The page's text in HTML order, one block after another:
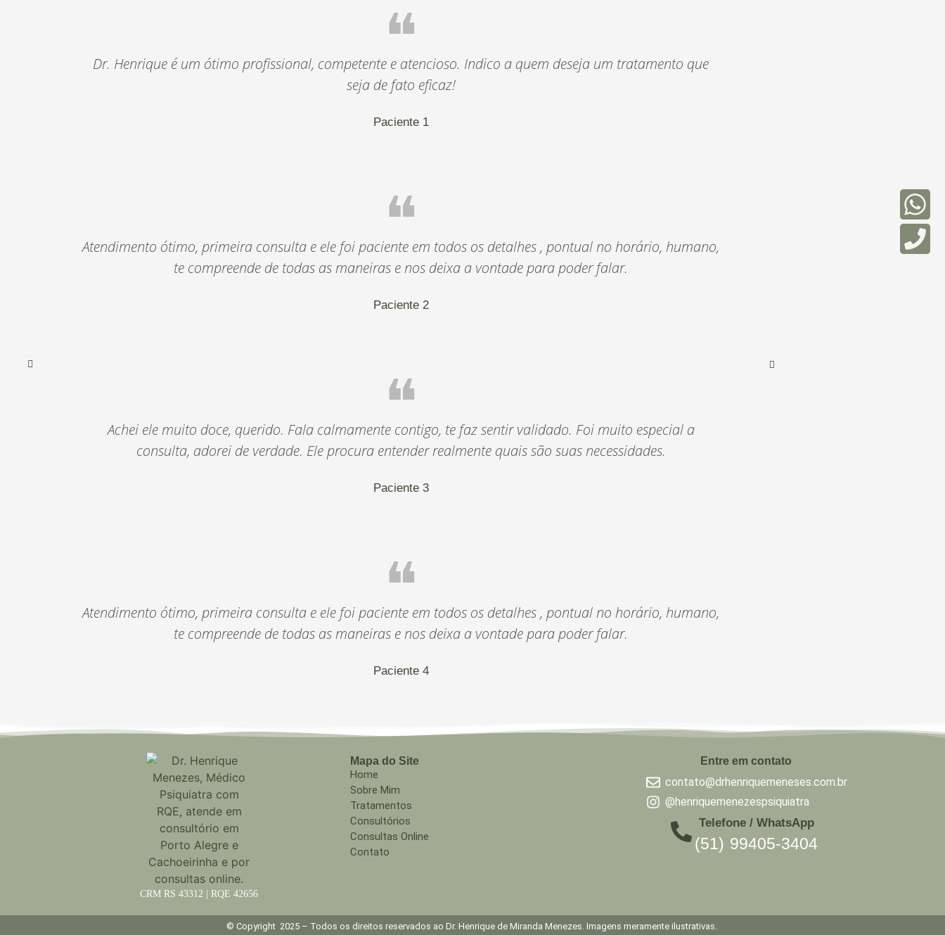
Paciente 1
❝
Dr. Henrique é um ótimo profissional, competente e atencioso. Indico a quem deseja um tratamento que
seja de fato eficaz!
Paciente 2
❝
Atendimento ótimo, primeira consulta e ele foi paciente em todos os detalhes , pontual no horário, humano,
te compreende de todas as maneiras e nos deixa a vontade para poder falar.
Paciente 3
❝
Achei ele muito doce, querido. Fala calmamente contigo, te faz sentir validado. Foi muito especial a
consulta, adorei de verdade. Ele procura entender realmente quais são suas necessidades.
Paciente 4
❝
Atendimento ótimo, primeira consulta e ele foi paciente em todos os detalhes , pontual no horário, humano,
te compreende de todas as maneiras e nos deixa a vontade para poder falar.
CRM RS 43312 | RQE 42656
Mapa do Site
Home
Sobre Mim
Tratamentos
Consultórios
Consultas Online
Contato
Entre em contato
contato@drhenriquemeneses.com.br
@henriquemenezespsiquiatra
Telefone / WhatsApp
(51) 99405-3404
© Copyright 2025 – Todos os direitos reservados ao Dr. Henrique de Miranda Menezes. Imagens meramente ilustrativas.